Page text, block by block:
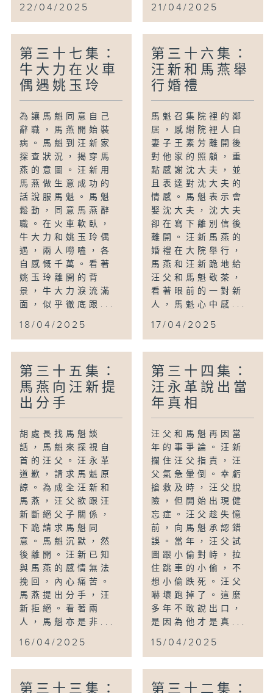
22/04/2025 21/04/2025
第三十七集：
牛大力在火車
偶遇姚玉玲
為讓馬魁同意自己
辭職，馬燕開始裝
病。馬魁到汪新家
探查狀況，揭穿馬
燕的意圖。汪新用
馬燕做生意成功的
話說服馬魁。馬魁
鬆動，同意馬燕辭
職。在火車軟臥，
牛大力和姚玉玲偶
遇，兩人嘮嗑，各
自感慨千萬。看著
姚玉玲離開的背
景，牛大力淚流滿
面，似乎徹底跟...
18/04/2025
第三十六集：
汪新和馬燕舉
行婚禮
馬魁召集院裡的鄰
居，感謝院裡人自
妻子王素芳離開後
對他家的照顧，重
點感謝沈大夫，並
且表達對沈大夫的
情感。馬魁表示會
娶沈大夫，沈大夫
卻在寫下離別信後
離開。汪新馬燕的
婚禮在大院舉行，
馬燕和汪新跪地給
汪父和馬魁敬茶，
看著眼前的一對新
人，馬魁心中感...
17/04/2025
第三十五集：
馬燕向汪新提
出分手
胡處長找馬魁談
話，馬魁來探視自
首的汪父。汪永革
道歉，請求馬魁原
諒。為成全汪新和
馬燕，汪父欲跟汪
新斷絕父子關係，
下跪請求馬魁同
意。馬魁沉默，然
後離開。汪新已知
與馬燕的感情無法
挽回，內心痛苦。
馬燕提出分手，汪
新拒絕。看著兩
人，馬魁亦是非...
16/04/2025
第三十四集：
汪永革說出當
年真相
汪父和馬魁再因當
年的事爭論。汪新
攔住汪父指責，汪
父氣急暈倒。幸虧
搶救及時，汪父脫
險，但開始出現健
忘症。汪父趁失憶
前，向馬魁承認錯
誤。當年，汪父試
圖跟小偷對峙，拉
住跳車的小偷，不
想小偷跌死。汪父
嚇壞跑掉了。這麼
多年不敢說出口，
是因為他才是真...
15/04/2025
第三十三集： 第三十二集：